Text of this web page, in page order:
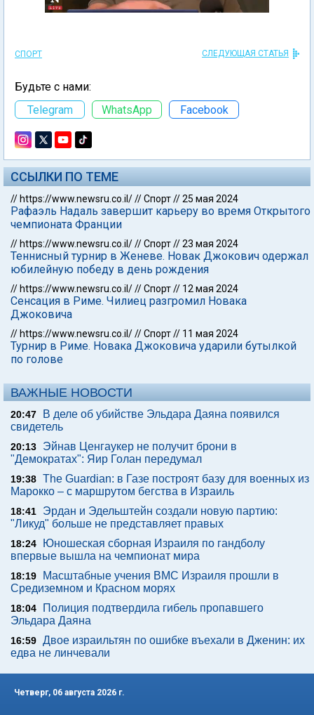
СПОРТ СЛЕДУЮЩАЯ СТАТЬЯ
Будьте с нами:
Telegram
WhatsApp Facebook
ССЫЛКИ ПО ТЕМЕ
// https://www.newsru.co.il///Спорт//25 мая 2024
Рафаэль Надаль завершит карьеру во время Открытого
чемпионата Франции
// https://www.newsru.co.il///Спорт//23 мая 2024
Теннисный турнир в Женеве. Новак Джокович одержал
юбилейную победу в день рождения
// https://www.newsru.co.il///Спорт// 12 мая 2024
Сенсация в Риме. Чилиец разгромил Новака
Джоковича
// https://www.newsru.co.il///Спорт// 11 мая 2024
Турнир в Риме. Новака Джоковича ударили бутылкой
по голове
ВАЖНЫЕ НОВОСТИ
20:47
В деле об убийстве Эльдара Даяна появился
свидетель
20:13
Эйнав Ценгаукер не получит брони в
"Демократах": Яир Голан передумал
19:38 The Guardian: в Газе построят базу для военных из
Марокко – с маршрутом бегства в Израиль
18:41
Эрдан и Эдельштейн создали новую партию:
"Ликуд" больше не представляет правых
18:24
Юношеская сборная Израиля по гандболу
впервые вышла на чемпионат мира
18:19
Масштабные учения ВМС Израиля прошли в
Средиземном и Красном морях
18:04
Полиция подтвердила гибель пропавшего
Эльдара Даяна
16:59 Двое израильтян по ошибке въехали в Дженин: их
едва не линчевали
Четверг, 06 августа 2026 г.